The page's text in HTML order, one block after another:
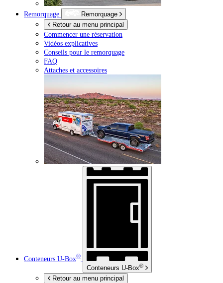
Remorquage
Remorquage
Retour au menu principal
Commencer une réservation
Vidéos explicatives
Conseils pour le remorquage
FAQ
Attaches et accessoires
Conteneurs U-Box®
Conteneurs U-Box®
Retour au menu principal